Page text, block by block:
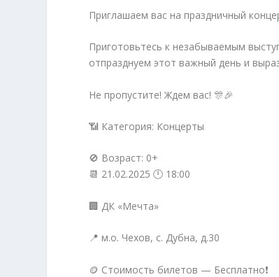
Приглашаем вас на праздничный
Приготовьтесь к незабываемым
отпразднуем этот важный день и
Не пропустите! Ждем вас! 🎊🎉
📶 Категория: Концерты
🚫 Возраст: 0+
📆 21.02.2025 🕛 18:00
🏢 ДК «Мечта»
📍 м.о. Чехов, с. Дубна, д.30
🪙 Стоимость билетов — Бесплатно❗️